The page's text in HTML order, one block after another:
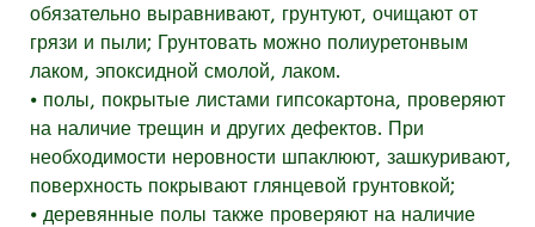
обязательно выравнивают, грунтуют, очищают от
грязи и пыли; Грунтовать можно полиуретонвым
лаком, эпоксидной смолой, лаком.
⦁ полы, покрытые листами гипсокартона, проверяют
на наличие трещин и других дефектов. При
необходимости неровности шпаклюют, зашкуривают,
поверхность покрывают глянцевой грунтовкой;
⦁ деревянные полы также проверяют на наличие